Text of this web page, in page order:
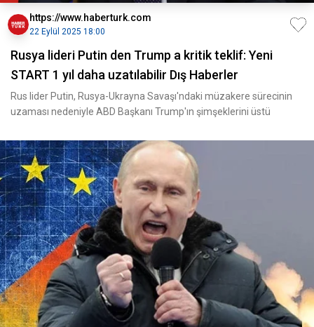
https://www.haberturk.com
22 Eylül 2025 18:00
Rusya lideri Putin den Trump a kritik teklif: Yeni
START 1 yıl daha uzatılabilir Dış Haberler
Rus lider Putin, Rusya-Ukrayna Savaşı'ndaki müzakere sürecinin
uzaması nedeniyle ABD Başkanı Trump'ın şimşeklerini üstü